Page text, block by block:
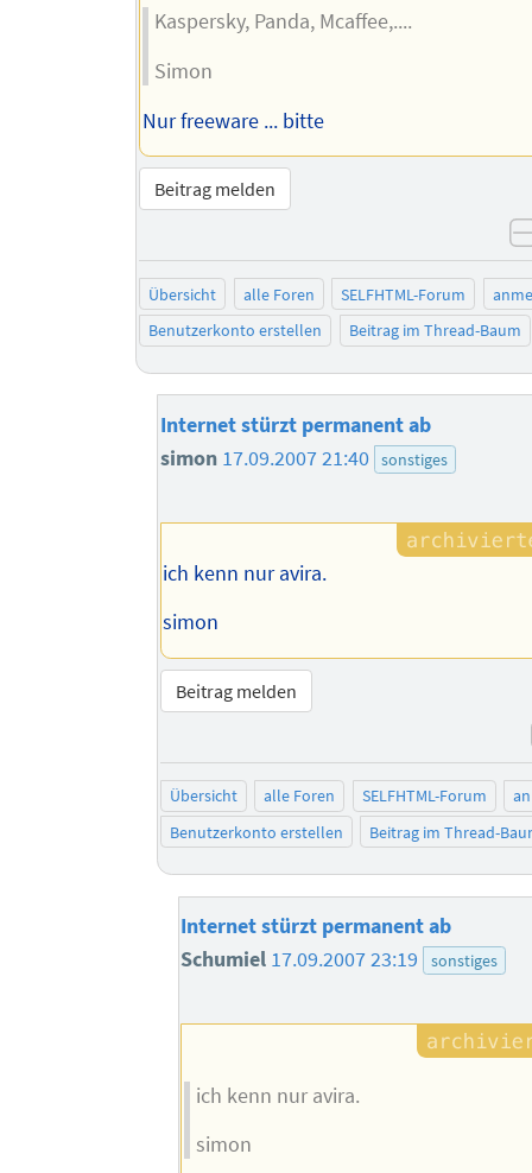
Kaspersky, Panda, Mcaffee,....
Simon
Nur freeware ... bitte
Beitrag melden
Übersicht alle Foren SELFHTML-Forum
Benutzerkonto erstellen
Beitrag im Thread-Baum
Internet stürzt permanent ab
simon 17.09.2007 21:40 sonstiges
ich kenn nur avira.
simon
Beitrag melden
Übersicht alle Foren SELFHTML-Forum
Benutzerkonto erstellen
Beitrag im Thread-
Internet stürzt permanent ab
Schumiel 17.09.2007 23:19 sonstiges
ich kenn nur avira.
simon